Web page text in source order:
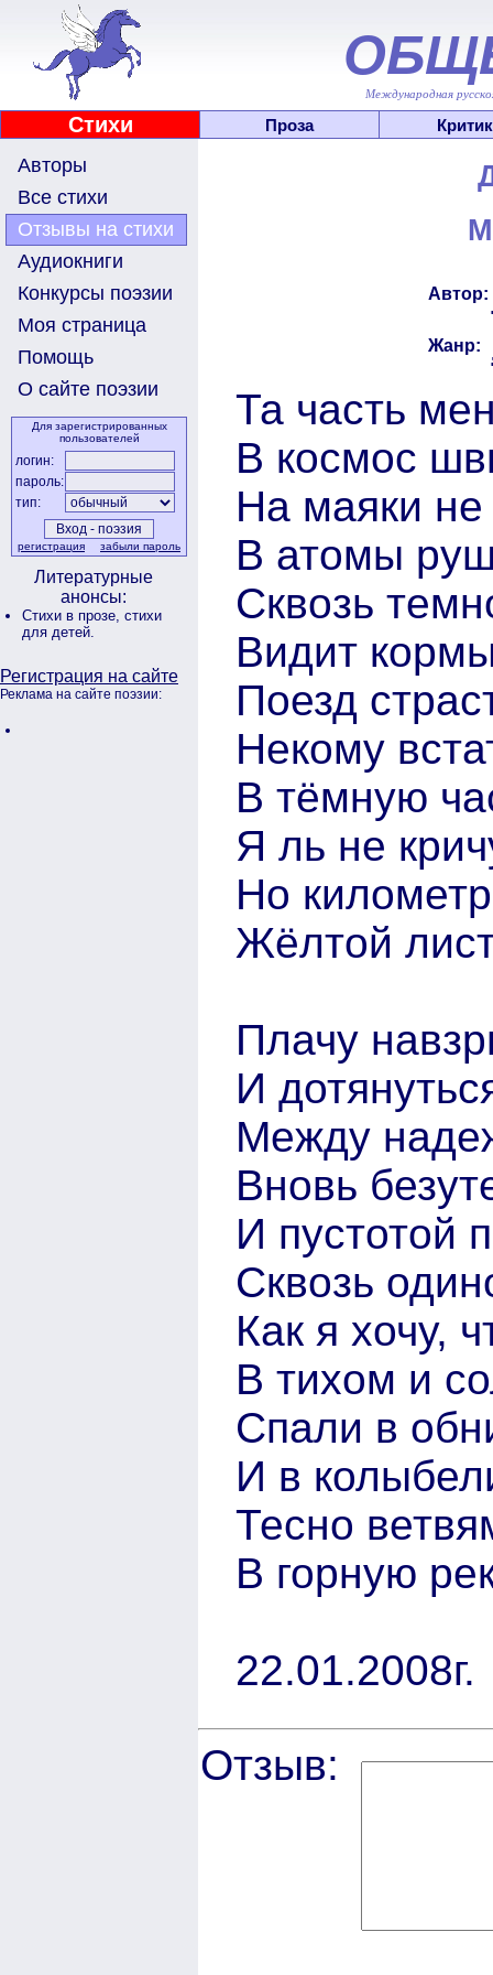
Международная
Стихи Проза
Авторы
Все стихи
Отзывы на стихи
Аудиокниги
Конкурсы поэзии
Моя страница
Помощь
О сайте поэзии
Для зарегистрированных
пользователей
логин:
пароль:
тип:
регистрация забыли пароль
Литературные
анонсы:
Стихи в прозе, стихи
для детей.
Регистрация на сайте
Реклама на сайте поэзии:
Автор:
Жанр:
Та часть
В космос
На маяки не
В атомы
Сквозь
Видит
Поезд
Некому
В тёмную
Я ль не
Но
Жёлтой
Плачу
И
Между
Вновь
И пустотой
Сквозь
Как я хочу,
В тихом и
Спали в
И в
Тесно
В горную
22.01.2008г.
Отзыв: